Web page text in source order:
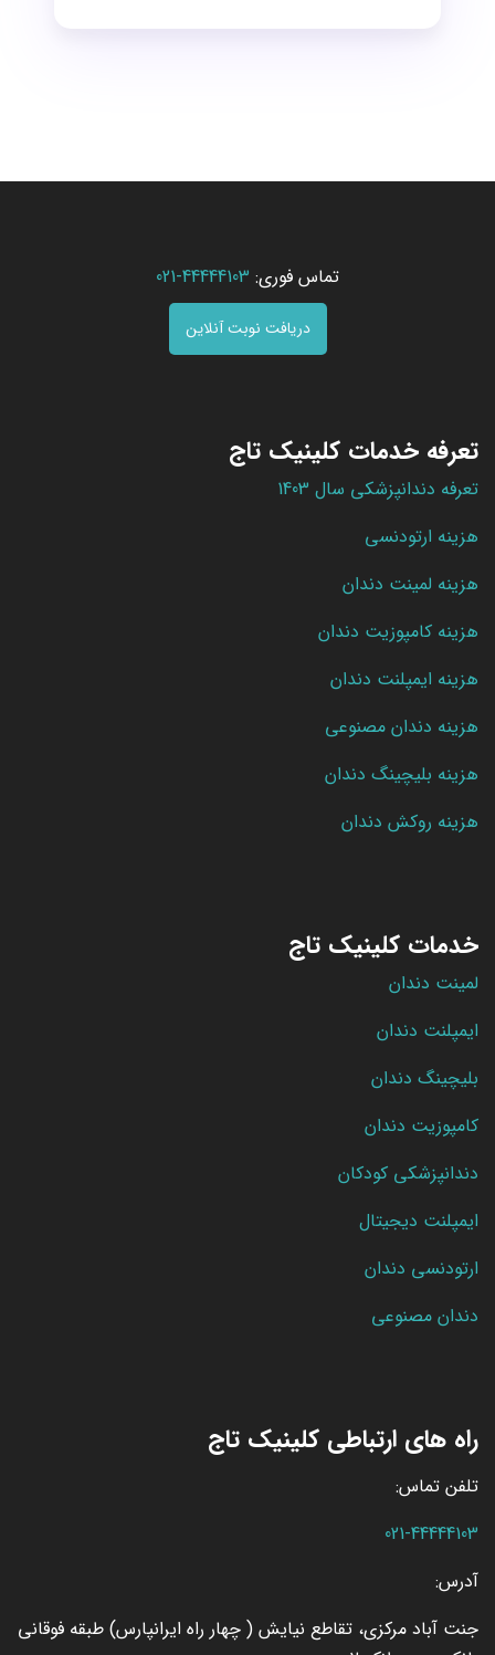
تماس فوری: 44444103-021
دریافت نوبت آنلاین
تعرفه خدمات کلینیک تاج
تعرفه دندانپزشکی سال 1403
هزینه ارتودنسی
هزینه لمینت دندان
هزینه کامپوزیت دندان
هزینه ایمپلنت دندان
هزینه دندان مصنوعی
هزینه بلیچینگ دندان
هزینه روکش دندان
خدمات کلینیک تاج
لمینت دندان
ایمپلنت دندان
بلیچینگ دندان
کامپوزیت دندان
دندانپزشکی کودکان
ایمپلنت دیجیتال
ارتودنسی دندان
دندان مصنوعی
راه های ارتباطی کلینیک تاج
تلفن تماس:
021-44444103
آدرس:
جنت آباد مرکزی، تقاطع نیایش ( چهار راه ایرانپارس) طبقه فوقانی